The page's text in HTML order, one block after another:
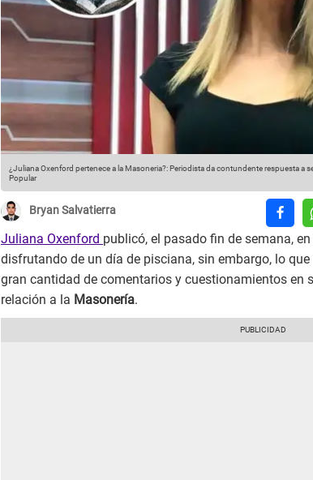
¿Juliana Oxenford pertenece a la Masoneria?: Periodista da contundente respuesta a
Popular
Bryan Salvatierra
Juliana Oxenford publicó, el pasado fin de semana, en
disfrutando de un día de pisciana, sin embargo, lo
gran cantidad de comentarios y cuestionamientos en
relación a la Masonería.